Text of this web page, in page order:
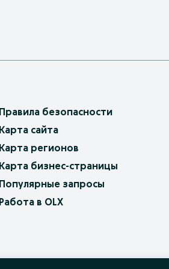
Правила безопасности
Карта сайта
Карта регионов
Карта бизнес-страницы
Популярные запросы
Работа в OLX